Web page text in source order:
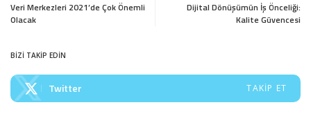
Veri Merkezleri 2021’de Çok Önemli
Olacak
Dijital Dönüşümün İş Önceliği:
Kalite Güvencesi
BİZİ TAKİP EDİN
Twitter TAKIP ET